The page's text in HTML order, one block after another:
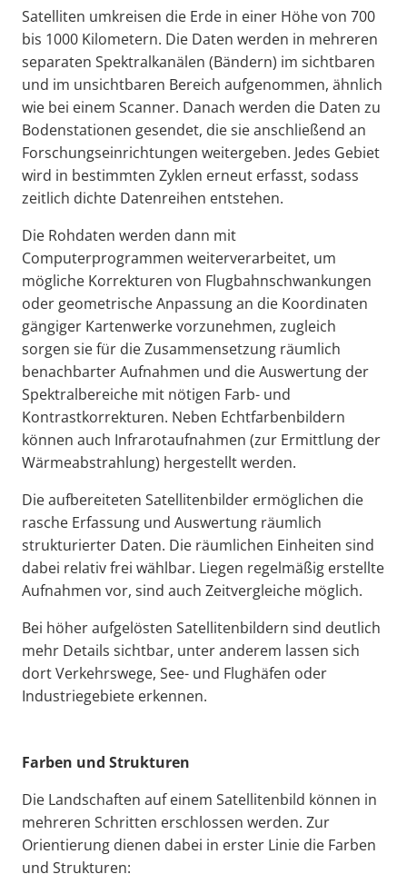
Satelliten umkreisen die Erde in einer Höhe von 700
bis 1000 Kilometern. Die Daten werden in mehreren
separaten Spektralkanälen (Bändern) im sichtbaren
und im unsichtbaren Bereich aufgenommen, ähnlich
wie bei einem Scanner. Danach werden die Daten zu
Bodenstationen gesendet, die sie anschließend an
Forschungseinrichtungen weitergeben. Jedes Gebiet
wird in bestimmten Zyklen erneut erfasst, sodass
zeitlich dichte Datenreihen entstehen.
Die Rohdaten werden dann mit
Computerprogrammen weiterverarbeitet, um
mögliche Korrekturen von Flugbahnschwankungen
oder geometrische Anpassung an die Koordinaten
gängiger Kartenwerke vorzunehmen, zugleich
sorgen sie für die Zusammensetzung räumlich
benachbarter Aufnahmen und die Auswertung der
Spektralbereiche mit nötigen Farb- und
Kontrastkorrekturen. Neben Echtfarbenbildern
können auch Infrarotaufnahmen (zur Ermittlung der
Wärmeabstrahlung) hergestellt werden.
Die aufbereiteten Satellitenbilder ermöglichen die
rasche Erfassung und Auswertung räumlich
strukturierter Daten. Die räumlichen Einheiten sind
dabei relativ frei wählbar. Liegen regelmäßig erstellte
Aufnahmen vor, sind auch Zeitvergleiche möglich.
Bei höher aufgelösten Satellitenbildern sind deutlich
mehr Details sichtbar, unter anderem lassen sich
dort Verkehrswege, See- und Flughäfen oder
Industriegebiete erkennen.
Farben und Strukturen
Die Landschaften auf einem Satellitenbild können in
mehreren Schritten erschlossen werden. Zur
Orientierung dienen dabei in erster Linie die Farben
und Strukturen: